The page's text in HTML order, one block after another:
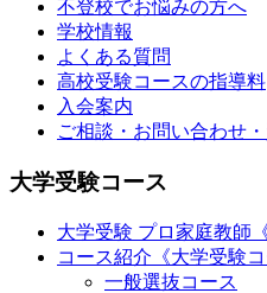
不登校でお悩みの方へ
学校情報
よくある質問
高校受験コースの指導料
入会案内
ご相談・お問い合わせ
大学受験コース
大学受験 プロ家庭教師
コース紹介《大学受験コ
一般選抜コース